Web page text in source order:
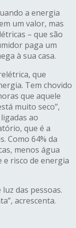
a energia
um valor, mas
– que são
paga um
à sua casa.
que
Tem chovido
que aquele
muito seco”,
ao
que é a
Como 64% da
menos água
risco de energia
das pessoas.
acrescenta.